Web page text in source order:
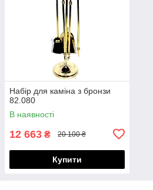
Набір для каміна з бронзи
82.080
В наявності
12 663 ₴ 20 100 ₴
Купити